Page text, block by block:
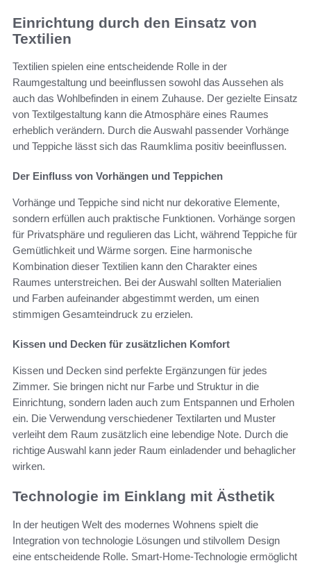
Einrichtung durch den Einsatz von
Textilien
Textilien spielen eine entscheidende Rolle in der
Raumgestaltung und beeinflussen sowohl das Aussehen als
auch das Wohlbefinden in einem Zuhause. Der gezielte Einsatz
von Textilgestaltung kann die Atmosphäre eines Raumes
erheblich verändern. Durch die Auswahl passender Vorhänge
und Teppiche lässt sich das Raumklima positiv beeinflussen.
Der Einfluss von Vorhängen und Teppichen
Vorhänge und Teppiche sind nicht nur dekorative Elemente,
sondern erfüllen auch praktische Funktionen. Vorhänge sorgen
für Privatsphäre und regulieren das Licht, während Teppiche für
Gemütlichkeit und Wärme sorgen. Eine harmonische
Kombination dieser Textilien kann den Charakter eines
Raumes unterstreichen. Bei der Auswahl sollten Materialien
und Farben aufeinander abgestimmt werden, um einen
stimmigen Gesamteindruck zu erzielen.
Kissen und Decken für zusätzlichen Komfort
Kissen und Decken sind perfekte Ergänzungen für jedes
Zimmer. Sie bringen nicht nur Farbe und Struktur in die
Einrichtung, sondern laden auch zum Entspannen und Erholen
ein. Die Verwendung verschiedener Textilarten und Muster
verleiht dem Raum zusätzlich eine lebendige Note. Durch die
richtige Auswahl kann jeder Raum einladender und behaglicher
wirken.
Technologie im Einklang mit Ästhetik
In der heutigen Welt des modernes Wohnens spielt die
Integration von technologie Lösungen und stilvollem Design
eine entscheidende Rolle. Smart-Home-Technologie ermöglicht